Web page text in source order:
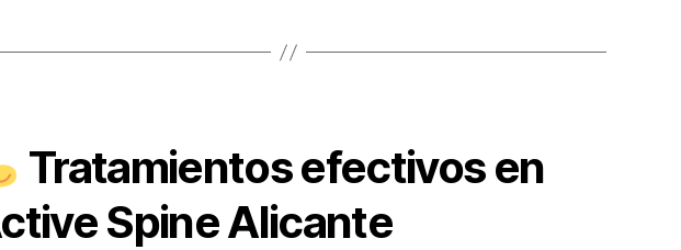
Tratamientos efectivos en
Spine Alicante